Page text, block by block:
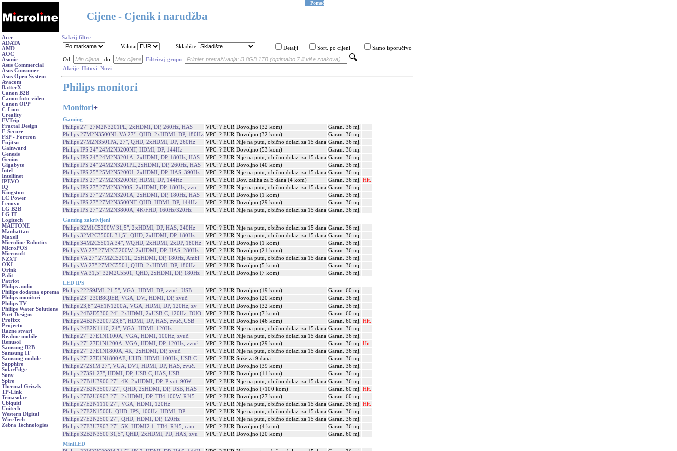
Cijene - Cjenik i narudžba
Pomoć
Acer
ADATA
AMD
AOC
Asonic
Asus Commercial
Asus Consumer
Asus Open System
Avacom
BatterX
Canon B2B
Canon foto-video
Canon OPP
C-Lion
Creality
EVTrip
Fractal Design
F-Secure
FSP - Fortron
Fujitsu
Gainward
Genesis
Genius
Gigabyte
Intel
Intellinet
IPEVO
IQ
Kingston
LC Power
Lenovo
LG B2B
LG IT
Logitech
MAETONE
Manhattan
Maxell
Microline Robotics
MicroPOS
Microsoft
NZXT
OKI
Orink
Palit
Patriot
Philips audio
Philips dodatna oprema
Philips monitori
Philips TV
Philips Water Solutions
Port Designs
Profixx
Projecto
Razne stvari
Realme mobile
Renusol
Samsung B2B
Samsung IT
Samsung mobile
Sapphire
SolarEdge
Sony
Spire
Thermal Grizzly
TP-Link
Trinasolar
Ubiquiti
Unitech
Western Digital
WireTech
Zebra Technologies
Sakrij filtre
Valuta
Skladište Detalji Sort. po cijeni Samo isporučivo
Od: do:
Filtriraj grupu
Akcije Hitovi Novi
Philips monitori
Monitori+
Gaming
Philips 27" 27M2N3201PL, 2xHDMI, DP, 260Hz, HAS
VPC: ? EUR Dovoljno (32 kom)
Garan. 36 mj.
Philips 27M2N3500NL VA 27", QHD, 2xHDMI, DP, 180Hz VPC: ? EUR Dovoljno (32 kom)
Garan. 36 mj.
Philips 27M2N3501PA, 27", QHD, 2xHDMI, DP, 260Hz
VPC: ? EUR Nije na putu, obično dolazi za 15 dana Garan. 36 mj.
Philips IPS 24" 24M2N3200NF, HDMI, DP, 144Hz
VPC: ? EUR Dovoljno (53 kom)
Garan. 36 mj.
Philips IPS 24" 24M2N3201A, 2xHDMI, DP, 180Hz, HAS
VPC: ? EUR Nije na putu, obično dolazi za 15 dana Garan. 36 mj.
Philips IPS 24" 24M2N3201PL,2xHDMI, DP, 260Hz, HAS
VPC: ? EUR Dovoljno (40 kom)
Garan. 36 mj.
Philips IPS 25" 25M2N5200U, 2xHDMI, DP, HAS, 390Hz
VPC: ? EUR Nije na putu, obično dolazi za 15 dana Garan. 36 mj.
Philips IPS 27" 27M2N3200NF, HDMI, DP, 144Hz
VPC: ? EUR Dov. zaliha za 5 dana (4 kom) Garan. 36 mj.
Hit.
Philips IPS 27" 27M2N3200S, 2xHDMI, DP, 180Hz, zvu
VPC: ? EUR Nije na putu, obično dolazi za 15 dana Garan. 36 mj.
Philips IPS 27" 27M2N3201A, 2xHDMI, DP, 180Hz, HAS
VPC: ? EUR Dovoljno (1 kom)
Garan. 36 mj.
Philips IPS 27" 27M2N3500NF, QHD, HDMI, DP, 144Hz
VPC: ? EUR Dovoljno (29 kom)
Garan. 36 mj.
Philips IPS 27" 27M2N3800A, 4K/FHD, 160Hz/320Hz
VPC: ? EUR Nije na putu, obično dolazi za 15 dana Garan. 36 mj.
Gaming zakrivljeni
Philips 32M1C5200W 31,5", 2xHDMI, DP, HAS, 240Hz
VPC: ? EUR Nije na putu, obično dolazi za 15 dana Garan. 36 mj.
Philips 32M2C3500L 31,5", QHD, 2xHDMI, DP, 180Hz
VPC: ? EUR Nije na putu, obično dolazi za 15 dana Garan. 36 mj.
Philips 34M2C5501A 34", WQHD, 2xHDMI, 2xDP, 180Hz
VPC: ? EUR Dovoljno (1 kom)
Garan. 36 mj.
Philips VA 27" 27M2C5200W, 2xHDMI, DP, HAS, 280Hz
VPC: ? EUR Dovoljno (21 kom)
Garan. 36 mj.
Philips VA 27" 27M2C5201L, 2xHDMI, DP, 180Hz, Ambi
VPC: ? EUR Nije na putu, obično dolazi za 15 dana Garan. 36 mj.
Philips VA 27" 27M2C5501, QHD, 2xHDMI, DP, 180Hz
VPC: ? EUR Dovoljno (5 kom)
Garan. 36 mj.
Philips VA 31,5" 32M2C5501, QHD, 2xHDMI, DP, 180Hz
VPC: ? EUR Dovoljno (7 kom)
Garan. 36 mj.
LED IPS
Philips 222S9JML 21,5", VGA, HDMI, DP, zvuč., USB
VPC: ? EUR Dovoljno (19 kom)
Garan. 60 mj.
Philips 23" 230B8QJEB, VGA, DVi, HDMI, DP, zvuč.
VPC: ? EUR Dovoljno (20 kom)
Garan. 36 mj.
Philips 23,8" 24E1N1200A, VGA, HDMI, DP, 120Hz, zv
VPC: ? EUR Dovoljno (32 kom)
Garan. 36 mj.
Philips 24B2D5300 24", 2xHDMI, 2xUSB-C, 120Hz, DUO
VPC: ? EUR Dovoljno (7 kom)
Garan. 60 mj.
Philips 24B2N3200J 23,8", HDMI, DP, HAS, zvuč.,USB
VPC: ? EUR Dovoljno (46 kom) Garan. 60 mj.
Hit.
Philips 24E2N1110, 24", VGA, HDMI, 120Hz
VPC: ? EUR Nije na putu, obično dolazi za 15 dana Garan. 36 mj.
Philips 27" 27E1N1100A, VGA, HDMI, 100Hz, zvuč.
VPC: ? EUR Nije na putu, obično dolazi za 15 dana Garan. 36 mj.
Philips 27" 27E1N1200A, VGA, HDMI, DP, 120Hz, zvuč
VPC: ? EUR Dovoljno (29 kom) Garan. 36 mj.
Hit.
Philips 27" 27E1N1800A, 4K, 2xHDMI, DP, zvuč.
VPC: ? EUR Nije na putu, obično dolazi za 15 dana Garan. 36 mj.
Philips 27" 27E1N1800AE, UHD, HDMI, 100Hz, USB-C
VPC: ? EUR Stiže za 9 dana
Garan. 36 mj.
Philips 272S1M 27", VGA, DVI, HDMI, DP, HAS, zvuč.
VPC: ? EUR Dovoljno (39 kom)
Garan. 36 mj.
Philips 273S1 27", HDMI, DP, USB-C, HAS, USB
VPC: ? EUR Dovoljno (11 kom)
Garan. 36 mj.
Philips 27B1U3900 27", 4K, 2xHDMI, DP, Pivot, 90W
VPC: ? EUR Nije na putu, obično dolazi za 15 dana Garan. 36 mj.
Philips 27B2N3500J 27", QHD, 2xHDMI, DP, USB, HAS
VPC: ? EUR Dovoljno (>100 kom) Garan. 60 mj.
Hit.
Philips 27B2U6903 27", 2xHDMI, DP, TB4 100W, RJ45
VPC: ? EUR Dovoljno (27 kom)
Garan. 60 mj.
Philips 27E2N1110 27", VGA, HDMI, 120Hz
VPC: ? EUR Nije na putu, obično dolazi za 15 dana Garan. 36 mj.
Hit.
Philips 27E2N1500L, QHD, IPS, 100Hz, HDMI, DP
VPC: ? EUR Nije na putu, obično dolazi za 15 dana Garan. 36 mj.
Philips 27E2N2500 27", QHD, HDMI, DP, 120Hz
VPC: ? EUR Nije na putu, obično dolazi za 15 dana Garan. 36 mj.
Philips 27E3U7903 27", 5K, HDMI2.1, TB4, RJ45, cam
VPC: ? EUR Dovoljno (4 kom)
Garan. 36 mj.
Philips 32B2N3500 31,5", QHD, 2xHDMI, PD, HAS, zvu
VPC: ? EUR Dovoljno (20 kom)
Garan. 60 mj.
MiniLED